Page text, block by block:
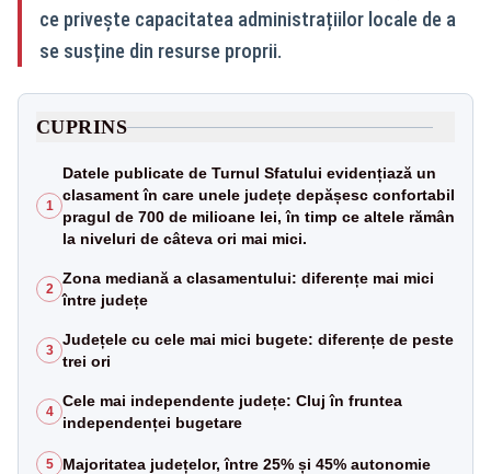
ce privește capacitatea administrațiilor locale de a
se susține din resurse proprii.
CUPRINS
1
Datele publicate de Turnul Sfatului evidențiază un
clasament în care unele județe depășesc confortabil
pragul de 700 de milioane lei, în timp ce altele rămân
la niveluri de câteva ori mai mici.
2
Zona mediană a clasamentului: diferențe mai mici
între județe
3
Județele cu cele mai mici bugete: diferențe de peste
trei ori
4
Cele mai independente județe: Cluj în fruntea
independenței bugetare
5 Majoritatea județelor, între 25% și 45% autonomie